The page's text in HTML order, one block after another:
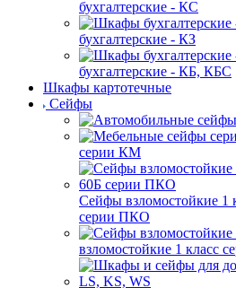
бухгалтерские - КС
бухгалтерские - КЗ
бухгалтерские - КБ, КБС
Шкафы картотечные
Сейфы
серии КМ
Сейфы взломостойкие 1
серии ПКО
взломостойкие 1 класс